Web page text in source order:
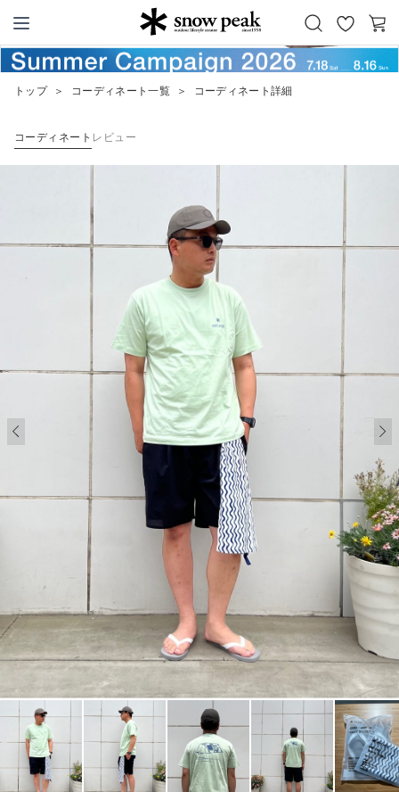
Snow Peak
お
気
カ
ー
トップ ＞ コーディネート一覧 ＞ コーディネート詳細
コーディネート レビュー